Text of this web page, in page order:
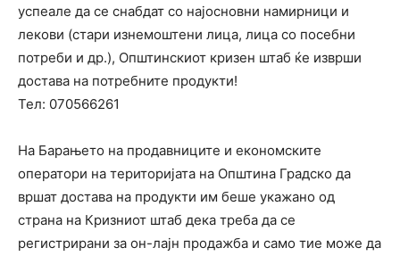
успеале да се снабдат со најосновни намирници и
лекови (стари изнемоштени лица, лица со посебни
потреби и др.), Општинскиот кризен штаб ќе изврши
достава на потребните продукти!
Тел: 070566261
На Барањето на продавниците и економските
оператори на територијата на Општина Градско да
вршат достава на продукти им беше укажано од
страна на Кризниот штаб дека треба да се
регистрирани за он-лајн продажба и само тие може да